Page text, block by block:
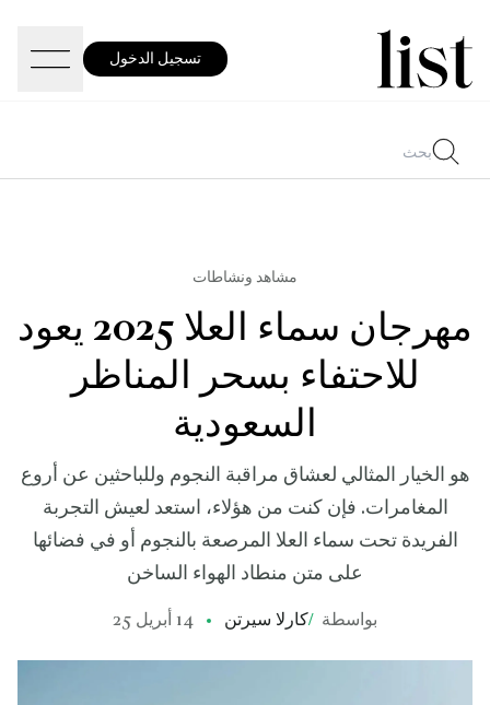
تسجيل الدخول
مشاهد ونشاطات
مهرجان سماء العلا 2025 يعود
للاحتفاء بسحر المناظر
السعودية
هو الخيار المثالي لعشاق مراقبة النجوم وللباحثين عن أروع
المغامرات. فإن كنت من هؤلاء، استعد لعيش التجربة
الفريدة تحت سماء العلا المرصعة بالنجوم أو في فضائها
على متن منطاد الهواء الساخن
بواسطة /كارلا سيرتن 14 أبريل 25